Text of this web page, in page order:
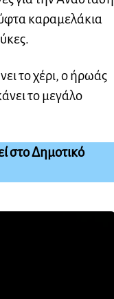
καραμελάκια
το χέρι, ο ήρωάς
το μεγάλο
στο Δημοτικό